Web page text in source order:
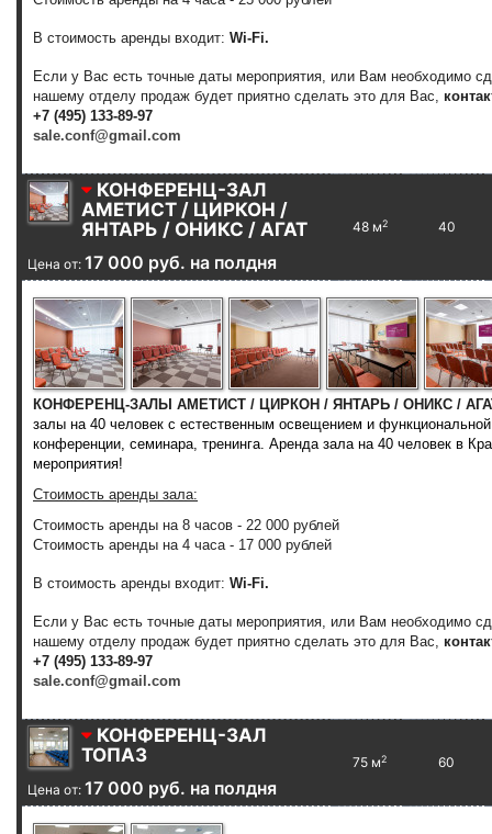
В стоимость аренды входит: Wi-Fi.
Если у Вас есть точные даты мероприятия, или Вам необходимо
нашему отделу продаж будет приятно сделать это для Вас,
+7 (495) 133-89-97
sale.conf@gmail.com
КОНФЕРЕНЦ-ЗАЛ
АМЕТИСТ / ЦИРКОН /
ЯНТАРЬ / ОНИКС / АГАТ
Цена от: 17 000 руб. на полдня
48 м2 40
КОНФЕРЕНЦ-ЗАЛЫ АМЕТИСТ / ЦИРКОН / ЯНТАРЬ / ОНИКС /
залы на 40 человек с естественным освещением и
конференции, семинара, тренинга. Аренда зала на 40 человек в
мероприятия!
Стоимость аренды зала:
Стоимость аренды на 8 часов - 22 000 рублей
Стоимость аренды на 4 часа - 17 000 рублей
В стоимость аренды входит: Wi-Fi.
Если у Вас есть точные даты мероприятия, или Вам необходимо
нашему отделу продаж будет приятно сделать это для Вас,
+7 (495) 133-89-97
sale.conf@gmail.com
КОНФЕРЕНЦ-ЗАЛ
ТОПАЗ
Цена от: 17 000 руб. на полдня
75 м2 60